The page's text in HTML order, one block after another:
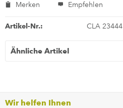
Merken Empfehlen
Artikel-Nr.: CLA 23444
Ähnliche Artikel
Wir helfen Ihnen